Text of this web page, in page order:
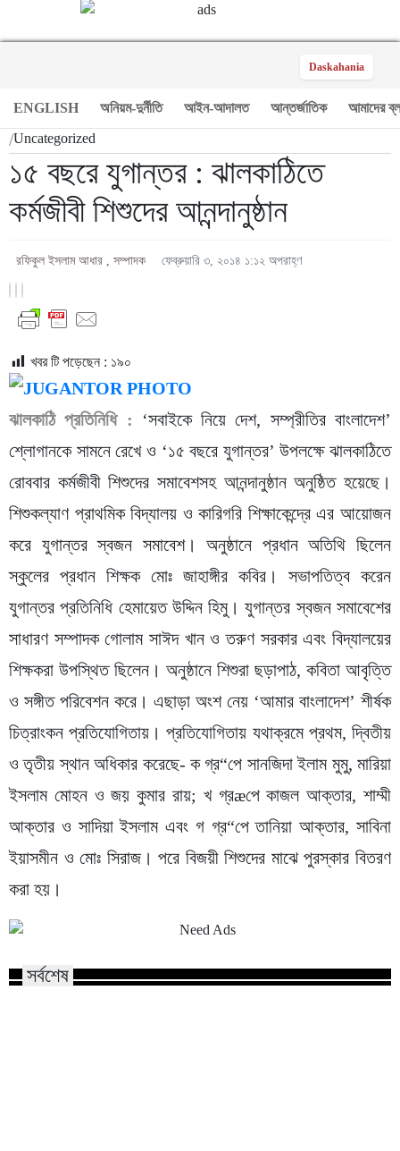
Daskahania
ENGLISH অনিয়ম-দুর্নীতি আইন-আদালত আন্তর্জাতিক আমাদের
/Uncategorized
১৫ বছরে যুগান্তর : ঝালকাঠিতে
কর্মজীবী শিশুদের আনন্দানুষ্ঠান
রফিকুল ইসলাম আধার , সম্পাদক ফেব্রুয়ারি ৩, ২০১৪ ১:১২ অপরাহ্ণ
খবর টি পড়েছেন : ১৯০
ঝালকাঠি প্রতিনিধি : ‘সবাইকে নিয়ে দেশ, সম্প্রীতির বাংলাদেশ’
শ্লোগানকে সামনে রেখে ও ‘১৫ বছরে যুগান্তর’ উপলক্ষে ঝালকাঠিতে
রোববার কর্মজীবী শিশুদের সমাবেশসহ আনন্দানুষ্ঠান অনুষ্ঠিত হয়েছে।
শিশুকল্যাণ প্রাথমিক বিদ্যালয় ও কারিগরি শিক্ষাকেন্দ্রে এর আয়োজন
করে যুগান্তর স্বজন সমাবেশ। অনুষ্ঠানে প্রধান অতিথি ছিলেন
স্কুলের প্রধান শিক্ষক মোঃ জাহাঙ্গীর কবির। সভাপতিত্ব করেন
যুগান্তর প্রতিনিধি হেমায়েত উদ্দিন হিমু। যুগান্তর স্বজন সমাবেশের
সাধারণ সম্পাদক গোলাম সাঈদ খান ও তরুণ সরকার এবং বিদ্যালয়ের
শিক্ষকরা উপস্থিত ছিলেন। অনুষ্ঠানে শিশুরা ছড়াপাঠ, কবিতা আবৃত্তি
ও সঙ্গীত পরিবেশন করে। এছাড়া অংশ নেয় ‘আমার বাংলাদেশ’ শীর্ষক
চিত্রাংকন প্রতিযোগিতায়। প্রতিযোগিতায় যথাক্রমে প্রথম, দ্বিতীয়
ও তৃতীয় স্থান অধিকার করেছে- ক গ্র“পে সানজিদা ইলাম মুমু, মারিয়া
ইসলাম মোহন ও জয় কুমার রায়; খ গ্রæপে কাজল আক্তার, শাম্মী
আক্তার ও সাদিয়া ইসলাম এবং গ গ্র“পে তানিয়া আক্তার, সাবিনা
ইয়াসমীন ও মোঃ সিরাজ। পরে বিজয়ী শিশুদের মাঝে পুরস্কার বিতরণ
করা হয়।
সর্বশেষ